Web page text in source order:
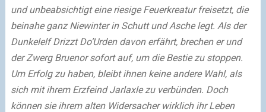
und unbeabsichtigt eine riesige Feuerkreatur freisetzt, die
beinahe ganz Niewinter in Schutt und Asche legt. Als der
Dunkelelf Drizzt Do’Urden davon erfährt, brechen er und
der Zwerg Bruenor sofort auf, um die Bestie zu stoppen.
Um Erfolg zu haben, bleibt ihnen keine andere Wahl, als
sich mit ihrem Erzfeind Jarlaxle zu verbünden. Doch
können sie ihrem alten Widersacher wirklich ihr Leben